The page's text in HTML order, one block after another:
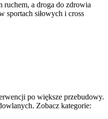
ruchem, a droga do zdrowia
sportach siłowych i cross
po większe przebudowy.
Zobacz kategorie: